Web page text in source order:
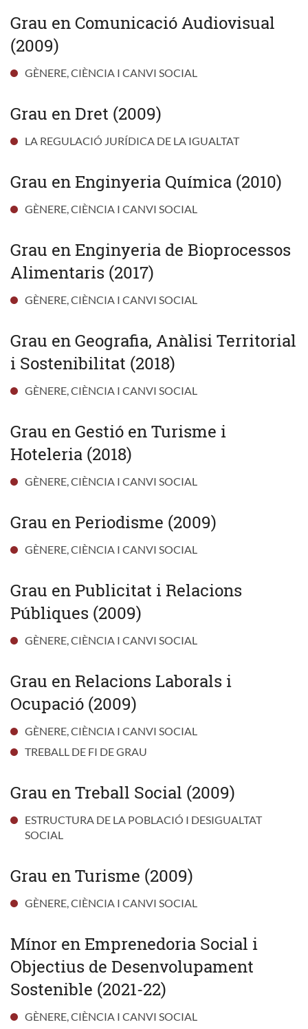
Grau en Comunicació Audiovisual
(2009)
GÈNERE, CIÈNCIA I CANVI SOCIAL
Grau en Dret (2009)
LA REGULACIÓ JURÍDICA DE LA IGUALTAT
Grau en Enginyeria Química (2010)
GÈNERE, CIÈNCIA I CANVI SOCIAL
Grau en Enginyeria de Bioprocessos
Alimentaris (2017)
GÈNERE, CIÈNCIA I CANVI SOCIAL
Grau en Geografia, Anàlisi Territorial
i Sostenibilitat (2018)
GÈNERE, CIÈNCIA I CANVI SOCIAL
Grau en Gestió en Turisme i
Hoteleria (2018)
GÈNERE, CIÈNCIA I CANVI SOCIAL
Grau en Periodisme (2009)
GÈNERE, CIÈNCIA I CANVI SOCIAL
Grau en Publicitat i Relacions
Públiques (2009)
GÈNERE, CIÈNCIA I CANVI SOCIAL
Grau en Relacions Laborals i
Ocupació (2009)
GÈNERE, CIÈNCIA I CANVI SOCIAL
TREBALL DE FI DE GRAU
Grau en Treball Social (2009)
ESTRUCTURA DE LA POBLACIÓ I DESIGUALTAT
SOCIAL
Grau en Turisme (2009)
GÈNERE, CIÈNCIA I CANVI SOCIAL
Mínor en Emprenedoria Social i
Objectius de Desenvolupament
Sostenible (2021-22)
GÈNERE, CIÈNCIA I CANVI SOCIAL